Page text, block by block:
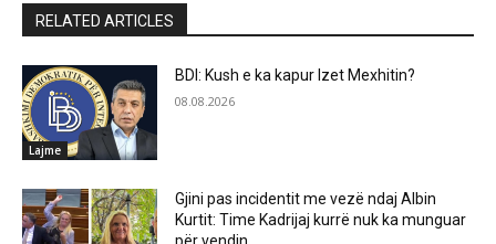
RELATED ARTICLES
Lajme
BDI: Kush e ka kapur Izet Mexhitin?
08.08.2026
Gjini pas incidentit me vezë ndaj Albin
Kurtit: Time Kadrijaj kurrë nuk ka munguar